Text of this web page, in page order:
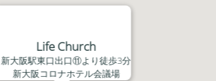
Life Church
新大阪駅東口出口⑪より徒歩3分
新大阪コロナホテル会議場